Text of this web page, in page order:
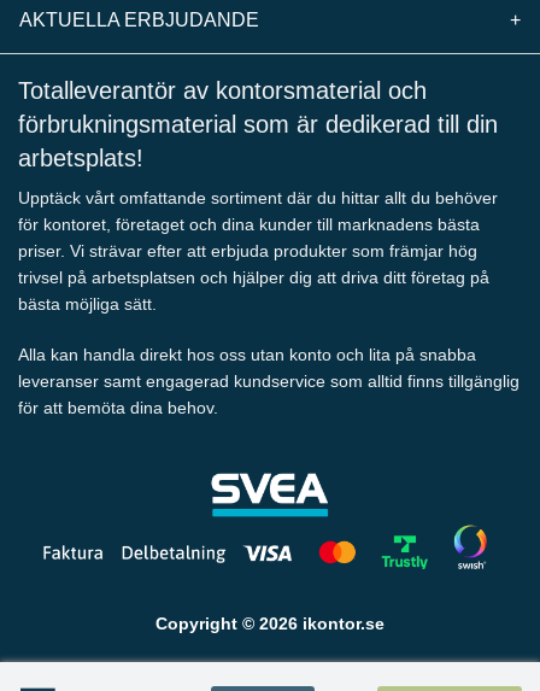
AKTUELLA ERBJUDANDE +
Totalleverantör av kontorsmaterial och
förbrukningsmaterial som är dedikerad till din
arbetsplats!
Upptäck vårt omfattande sortiment där du hittar allt du behöver
för kontoret, företaget och dina kunder till marknadens bästa
priser. Vi strävar efter att erbjuda produkter som främjar hög
trivsel på arbetsplatsen och hjälper dig att driva ditt företag på
bästa möjliga sätt.
Alla kan handla direkt hos oss utan konto och lita på snabba
leveranser samt engagerad kundservice som alltid finns tillgänglig
för att bemöta dina behov.
Copyright © 2026 ikontor.se